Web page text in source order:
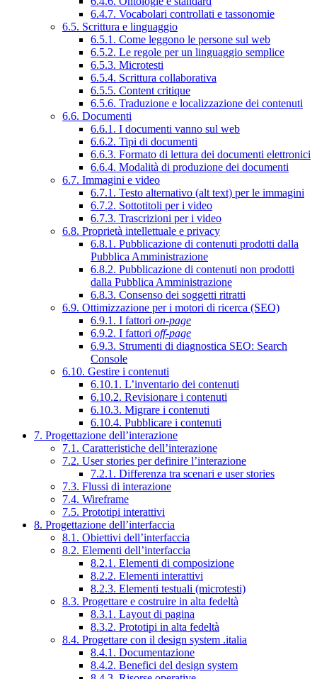
6.4.7. Vocabolari controllati e tassonomie
6.5. Scrittura e linguaggio
6.5.1. Come leggono le persone sul web
6.5.2. Le regole per un linguaggio semplice
6.5.3. Microtesti
6.5.4. Scrittura collaborativa
6.5.5. Content critique
6.5.6. Traduzione e localizzazione dei contenuti
6.6. Documenti
6.6.1. I documenti vanno sul web
6.6.2. Tipi di documenti
6.6.3. Formato di lettura dei documenti elettronici
6.6.4. Modalità di produzione dei documenti
6.7. Immagini e video
6.7.1. Testo alternativo (alt text) per le immagini
6.7.2. Sottotitoli per i video
6.7.3. Trascrizioni per i video
6.8. Proprietà intellettuale e privacy
6.8.1. Pubblicazione di contenuti prodotti dalla
Pubblica Amministrazione
6.8.2. Pubblicazione di contenuti non prodotti
dalla Pubblica Amministrazione
6.8.3. Consenso dei soggetti ritratti
6.9. Ottimizzazione per i motori di ricerca (SEO)
6.9.1. I fattori on-page
6.9.2. I fattori off-page
6.9.3. Strumenti di diagnostica SEO: Search
Console
6.10. Gestire i contenuti
6.10.1. L’inventario dei contenuti
6.10.2. Revisionare i contenuti
6.10.3. Migrare i contenuti
6.10.4. Pubblicare i contenuti
7. Progettazione dell’interazione
7.1. Caratteristiche dell’interazione
7.2. User stories per definire l’interazione
7.2.1. Differenza tra scenari e user stories
7.3. Flussi di interazione
7.4. Wireframe
7.5. Prototipi interattivi
8. Progettazione dell’interfaccia
8.1. Obiettivi dell’interfaccia
8.2. Elementi dell’interfaccia
8.2.1. Elementi di composizione
8.2.2. Elementi interattivi
8.2.3. Elementi testuali (microtesti)
8.3. Progettare e costruire in alta fedeltà
8.3.1. Layout di pagina
8.3.2. Prototipi in alta fedeltà
8.4. Progettare con il design system .italia
8.4.1. Documentazione
8.4.2. Benefici del design system